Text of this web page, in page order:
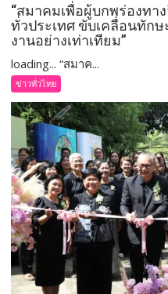
“สมาคมเพื่อผู้บกพร่องทา
ทั่วประเทศ ขับเคลื่อนทัก
งานอย่างเท่าเทียม”
loading... “สมาค...
ข่าวทั่วไทย